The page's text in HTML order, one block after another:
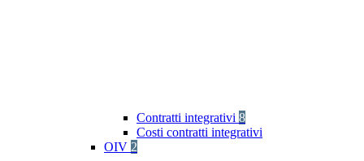
Contratti integrativi 8
Costi contratti integrativi
OIV 2